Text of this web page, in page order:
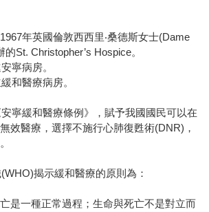
年英國倫敦西西里‧桑德斯女士(Dame
St. Christopher’s Hospice。
寧病房。
和醫療病房。
寧緩和醫療條例》，賦予我國國民可以在
效醫療，選擇不施行心肺復甦術(DNR)，
揭示緩和醫療的原則為：
是一種正常過程；生命與死亡不是對立而